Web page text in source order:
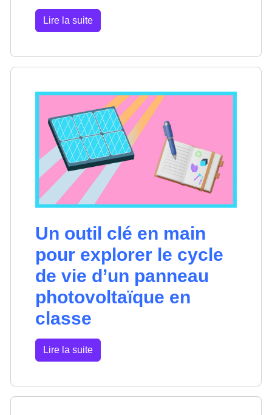
Lire la suite
Un outil clé en main
pour explorer le cycle
de vie d’un panneau
photovoltaïque en
classe
Lire la suite